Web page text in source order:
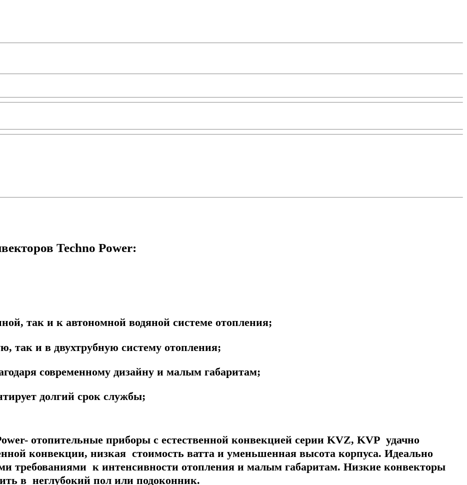
Techno Power:
так и к автономной водяной системе отопления;
так и в двухтрубную систему отопления;
современному дизайну и малым габаритам;
долгий срок службы;
- отопительные приборы с естественной конвекцией серии KVZ, KVP удачно
конвекции, низкая стоимость ватта и уменьшенная высота корпуса. Идеально
требованиями к интенсивности отопления и малым габаритам. Низкие конвекторы
в неглубокий пол или подоконник.